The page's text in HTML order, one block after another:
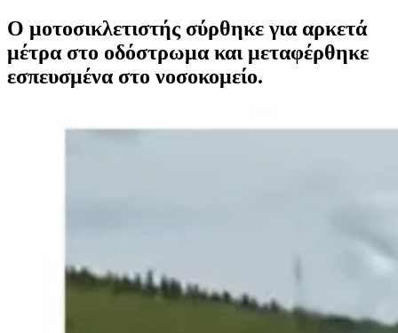
Ο μοτοσικλετιστής σύρθηκε για αρκετά
μέτρα στο οδόστρωμα και μεταφέρθηκε
εσπευσμένα στο νοσοκομείο.